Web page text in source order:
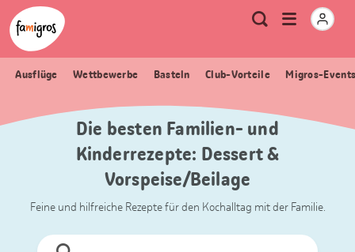
Sprungmarken
Navigation
Header
Logo
Meta
Navigation
Suche
Menu
öffnen
Ausflüge Wettbewerbe Basteln Club-Vorteile Migros-
Die besten Familien- und
Kinderrezepte: Dessert &
Vorspeise/Beilage
Feine und hilfreiche Rezepte für den Kochalltag mit der Familie.